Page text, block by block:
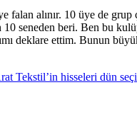
falan alınır. 10 üye de
seneden beri. Ben bu
deklare ettim. Bunun
Tekstil’in hisseleri dün